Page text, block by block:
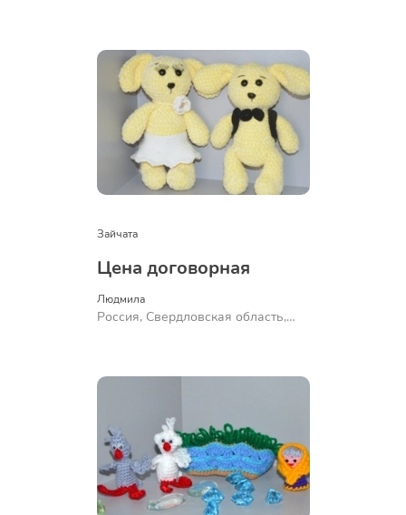
Зайчата
Цена договорная
Людмила
Россия, Свердловская область,